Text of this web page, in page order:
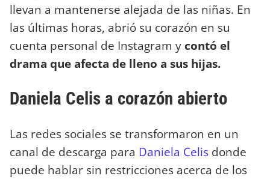
llevan a mantenerse alejada de las niñas. En
las últimas horas, abrió su corazón en su
cuenta personal de Instagram y contó el
drama que afecta de lleno a sus hijas.
Daniela Celis a corazón abierto
Las redes sociales se transformaron en un
canal de descarga para Daniela Celis donde
puede hablar sin restricciones acerca de los